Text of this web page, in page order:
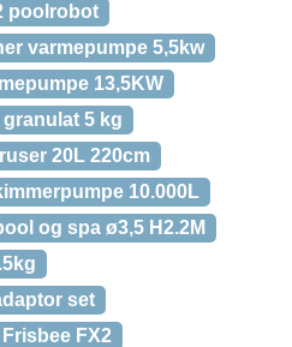
poolrobot
varmepumpe 5,5kw
13,5KW
5 kg
20L 220cm
10.000L
og spa ø3,5 H2.2M
set
FX2